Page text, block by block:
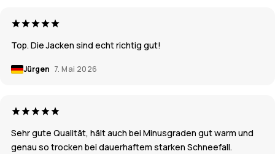
Top. Die Jacken sind echt richtig gut!
Jürgen 7. Mai 2026
Sehr gute Qualität, hält auch bei Minusgraden gut warm und
genau so trocken bei dauerhaftem starken Schneefall.